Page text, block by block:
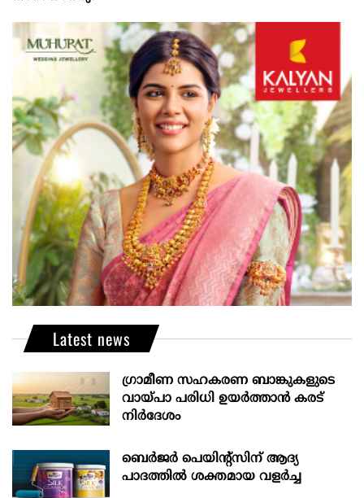
Latest news
ഗ്രാമീണ സഹകരണ ബാങ്കുകളുടെ
വായ്പാ പരിധി ഉയർത്താൻ കരട്
നിർദേശം
ബെർജർ പെയിന്റ്സിന് ആദ്യ
പാദത്തിൽ ശക്തമായ വളർച്ച